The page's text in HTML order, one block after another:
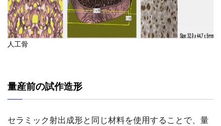
人工骨
量産前の試作造形
セラミック射出成形と同じ材料を使用することで、量